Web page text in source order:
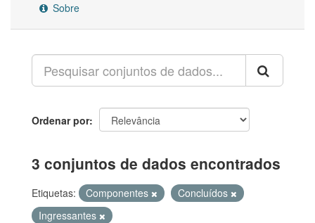
Sobre
Ordenar por
3 conjuntos de dados encontrados
Etiquetas: Componentes
Concluídos
Ingressantes